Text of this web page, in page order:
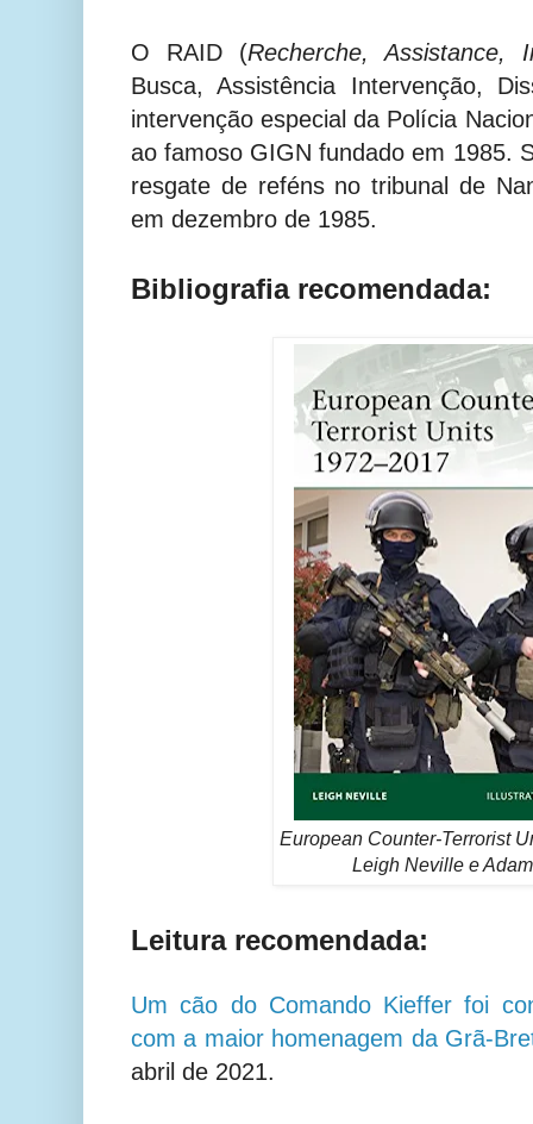
O RAID (Recherche, Assistance,
Busca, Assistência Intervenção,
intervenção especial da Polícia
ao famoso GIGN fundado em 1985.
resgate de reféns no tribunal de
em dezembro de 1985.
Bibliografia recomendada:
European Counter-Terrorist
Leigh Neville e
Leitura recomendada:
Um cão do Comando Kieffer foi
com a maior homenagem da Grã-
abril de 2021.